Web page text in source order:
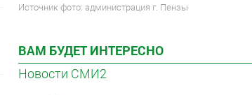
Источник фото: администрация г. Пензы
ВАМ БУДЕТ ИНТЕРЕСНО
Новости СМИ2